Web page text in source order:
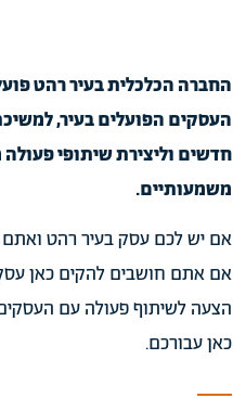
החברה הכלכלית בעיר רהט
העסקים הפועלים בעיר,
חדשים וליצירת שיתופי פעולה
משמעותיים.
אם יש לכם עסק בעיר רהט ואתם
אם אתם חושבים להקים כאן
הצעה לשיתוף פעולה עם
כאן עבורכם.